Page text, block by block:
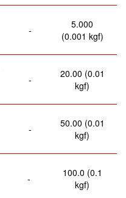
-
5.000
(0.001 kgf)
-
20.00 (0.01
kgf)
-
50.00 (0.01
kgf)
-
100.0 (0.1
kgf)